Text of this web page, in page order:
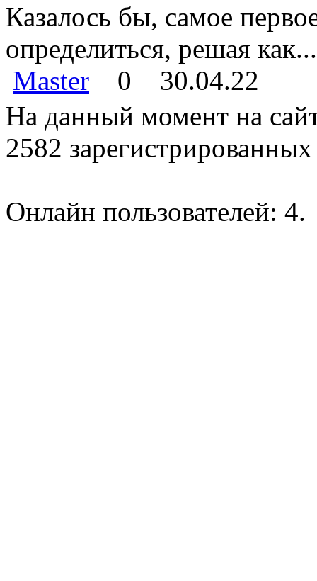
Казалось бы, самое
определиться, решая как...
Master
0
30.04.22
На данный момент на
2582 зарегистрированных
Онлайн пользователей: 4.